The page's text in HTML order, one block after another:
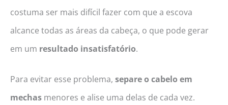
costuma ser mais difícil fazer com que a escova
alcance todas as áreas da cabeça, o que pode gerar
em um resultado insatisfatório.
Para evitar esse problema, separe o cabelo em
mechas menores e alise uma delas de cada vez.